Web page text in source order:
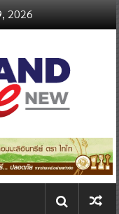
2026